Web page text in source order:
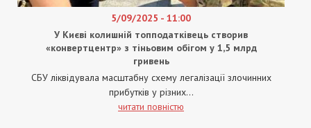
5/09/2025 - 11:00
У Києві колишній топподатківець створив
«конвертцентр» з тіньовим обігом у 1,5 млрд
гривень
СБУ ліквідувала масштабну схему легалізації злочинних
прибутків у різних...
читати повністю